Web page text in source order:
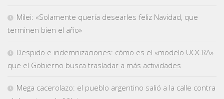
Milei: «Solamente quería desearles feliz Navidad, que
terminen bien el año»
Despido e indemnizaciones: cómo es el «modelo UOCRA»
que el Gobierno busca trasladar a más actividades
Mega cacerolazo: el pueblo argentino salió a la calle contra